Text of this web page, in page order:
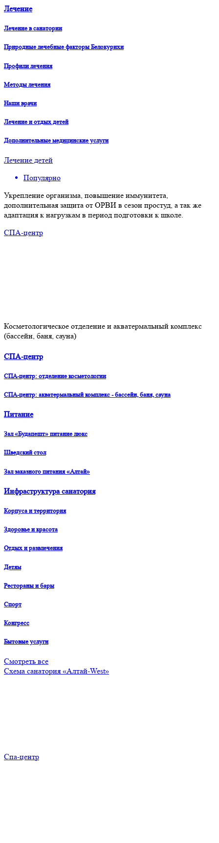
Лечение
Лечение в санатории
Природные лечебные факторы Белокурихи
Профили лечения
Методы лечения
Наши врачи
Лечение и отдых детей
Дополнительные медицинские услуги
Лечение детей
Популярно
Укрепление организма, повышение иммунитета,
дополнительная защита от ОРВИ в сезон простуд, а так же
адаптация к нагрузкам в период подготовки к школе.
СПА-центр
Косметологическое отделение и акватермальный комплекс
(бассейн, баня, сауна)
СПА-центр
СПА-центр: отделение косметологии
СПА-центр: акватермальный комплекс - бассейн, баня, сауна
Питание
Зал «Будапешт» питание люкс
Шведский стол
Зал заказного питания «Алтай»
Инфраструктура санатория
Корпуса и территория
Здоровье и красота
Отдых и развлечения
Детям
Рестораны и бары
Спорт
Конгресс
Бытовые услуги
Смотреть все
Схема санатория «Алтай-West»
Спа-центр